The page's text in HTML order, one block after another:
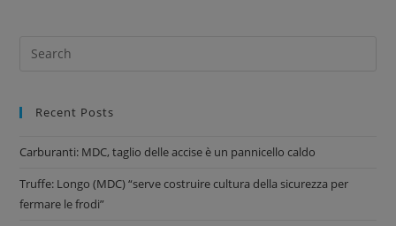
Recent Posts
Carburanti: MDC, taglio delle accise è un pannicello caldo
Truffe: Longo (MDC) “serve costruire cultura della sicurezza per
fermare le frodi”